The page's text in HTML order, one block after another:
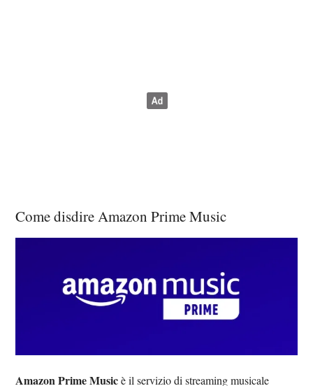
Come disdire Amazon Prime Music
Amazon Prime Musicè il servizio di streaming musicale